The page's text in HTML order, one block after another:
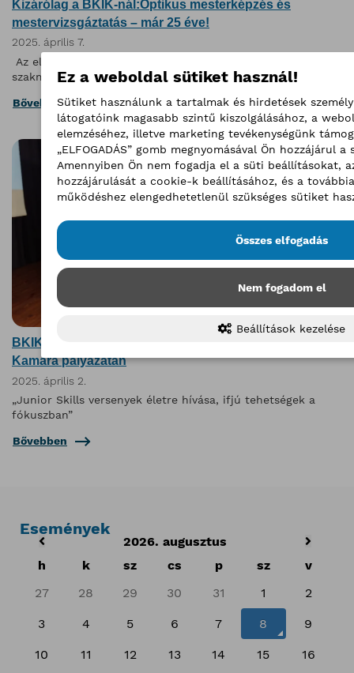
Kizárólag a BKIK-nál:Optikus mesterképzés és
mestervizsgáztatás – már 25 éve!
2025. április 7.
Az elmúlt 25 évben 165 mestert avathattunk az optikus
szakmában
Bővebben
BKIK siker a Német-Magyar Ipari és Kereskedelmi
Kamara pályázatán
2025. április 2.
„Junior Skills versenyek életre hívása, ifjú tehetségek a
fókuszban”
Bővebben
Események
2026. augusztus
h
k sz cs p sz
v
27
28 29 30 31 1 2
3 4 5 6 7 8 9
10 11 12 13 14 15 16
Ez a weboldal sütiket használ!
Sütiket használunk a tartalmak és hirdetések
látogatóink magasabb szintű kiszolgálásához, a
elemzéséhez, illetve marketing tevékenységünk
„ELFOGADÁS” gomb megnyomásával Ön hozzájárul
Amennyiben Ön nem fogadja el a süti beállításokat,
hozzájárulását a cookie-k beállításához, és a
működéshez elengedhetetlenül szükséges sütiket
Összes elfogadás
Nem fogadom el
Beállítások kezelése